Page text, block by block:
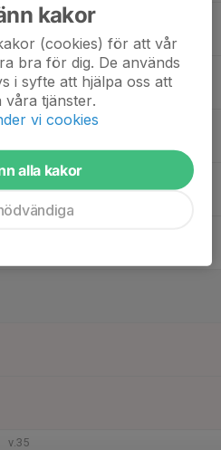
v.35
kakor
(cookies) för att vår
bra för dig. De används
i syfte att hjälpa oss att
tjänster.
vi cookies
alla kakor